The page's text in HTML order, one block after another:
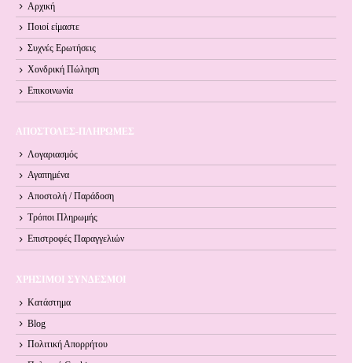
Αρχική
Ποιοί είμαστε
Συχνές Ερωτήσεις
Χονδρική Πώληση
Επικοινωνία
ΑΠΟΣΤΟΛΕΣ-ΠΛΗΡΩΜΕΣ
Λογαριασμός
Αγαπημένα
Αποστολή / Παράδοση
Τρόποι Πληρωμής
Επιστροφές Παραγγελιών
ΧΡΗΣΙΜΟΙ ΣΥΝΔΕΣΜΟΙ
Κατάστημα
Blog
Πολιτική Απορρήτου